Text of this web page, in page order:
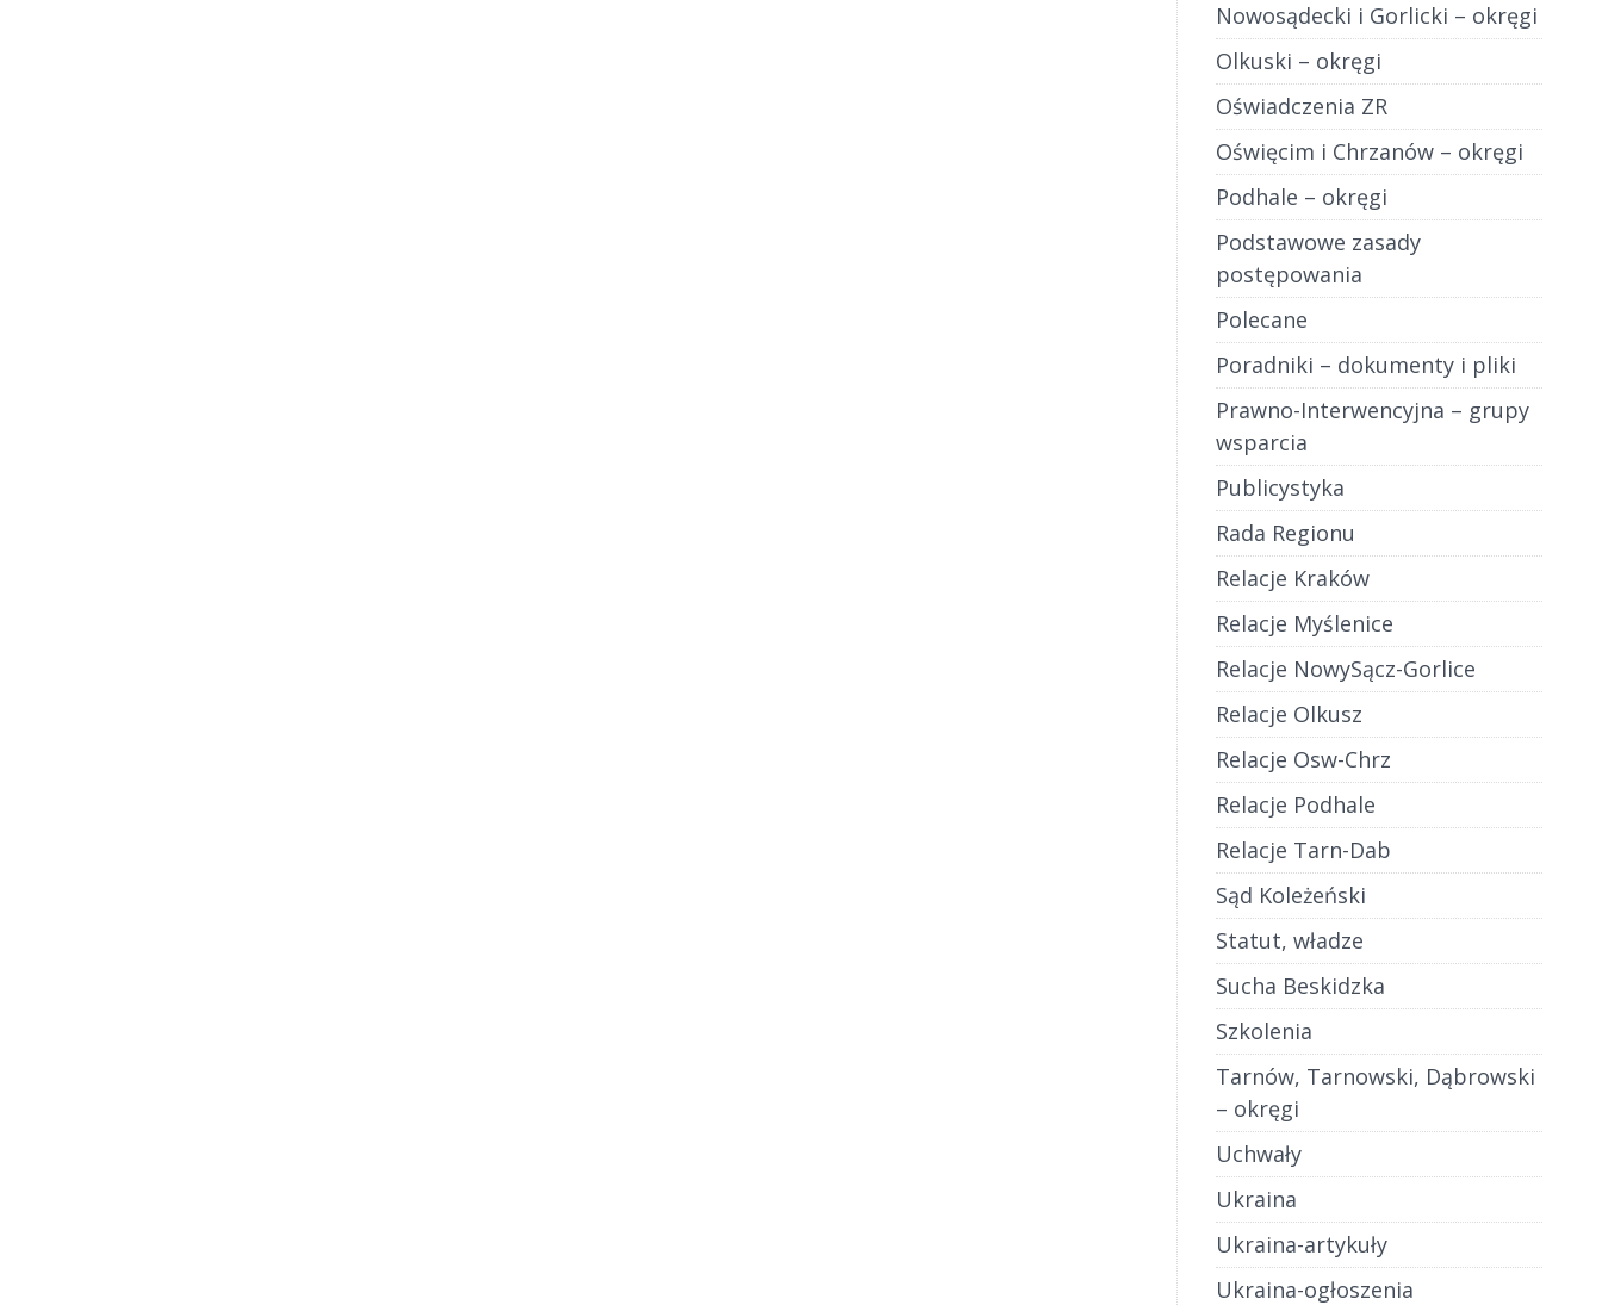
Nowosądecki i Gorlicki – okręgi
Olkuski – okręgi
Oświadczenia ZR
Oświęcim i Chrzanów – okręgi
Podhale – okręgi
Podstawowe zasady
postępowania
Polecane
Poradniki – dokumenty i pliki
Prawno-Interwencyjna – grupy
wsparcia
Publicystyka
Rada Regionu
Relacje Kraków
Relacje Myślenice
Relacje NowySącz-Gorlice
Relacje Olkusz
Relacje Osw-Chrz
Relacje Podhale
Relacje Tarn-Dab
Sąd Koleżeński
Statut, władze
Sucha Beskidzka
Szkolenia
Tarnów, Tarnowski, Dąbrowski
– okręgi
Uchwały
Ukraina
Ukraina-artykuły
Ukraina-ogłoszenia